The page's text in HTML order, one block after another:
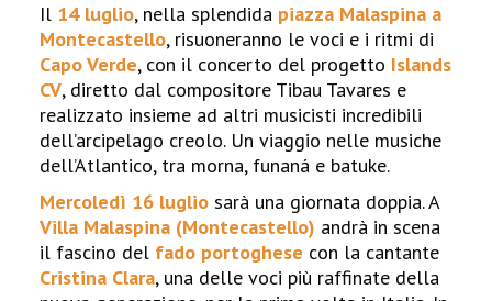
Il 14 luglio, nella splendida piazza Malaspina a
Montecastello, risuoneranno le voci e i ritmi di
Capo Verde, con il concerto del progetto Islands
CV, diretto dal compositore Tibau Tavares e
realizzato insieme ad altri musicisti incredibili
dell’arcipelago creolo. Un viaggio nelle musiche
dell’Atlantico, tra morna, funaná e batuke.
Mercoledì 16 luglio sarà una giornata doppia. A
Villa Malaspina (Montecastello) andrà in scena
il fascino del fado portoghese con la cantante
Cristina Clara, una delle voci più raffinate della